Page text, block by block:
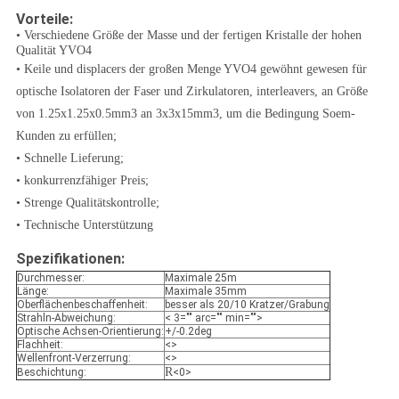
Vorteile:
• Verschiedene Größe der Masse und der fertigen Kristalle der hohen
Qualität YVO4
• Keile und displacers der großen Menge YVO4 gewöhnt gewesen für
optische Isolatoren der Faser und Zirkulatoren, interleavers, an Größe
von 1.25x1.25x0.5mm3 an 3x3x15mm3, um die Bedingung Soem-
Kunden zu erfüllen;
• Schnelle Lieferung;
• konkurrenzfähiger Preis;
• Strenge Qualitätskontrolle;
• Technische Unterstützung
Spezifikationen:
Durchmesser:
Maximale 25m
Länge:
Maximale 35mm
Oberflächenbeschaffenheit:
besser als 20/10 Kratzer/Grabung
Strahln-Abweichung:
< 3="" arc="" min="">
Optische Achsen-Orientierung: +/-0.2deg
Flachheit:
<>
Wellenfront-Verzerrung:
<>
Beschichtung:
R<0>